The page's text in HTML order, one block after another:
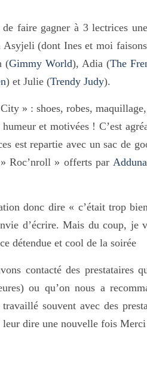
faire gagner à 3 lectrices
Asyjeli (dont Ines et moi
(Gimmy World), Adia (The
) et Julie (Trendy Judy).
» : shoes, robes,
et motivées ! C’est
est repartie avec un sac de
Roc’nroll » offerts par
donc dire « c’était trop
d’écrire. Mais du coup, je
détendue et cool de la soirée
contacté des prestataires
ou qu’on nous a
souvent avec des
leur dire une nouvelle fois